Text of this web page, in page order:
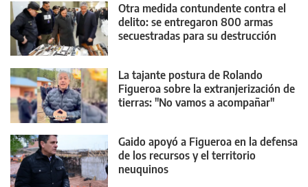
Otra medida contundente contra el
delito: se entregaron 800 armas
secuestradas para su destrucción
La tajante postura de Rolando
Figueroa sobre la extranjerización de
tierras: "No vamos a acompañar"
Gaido apoyó a Figueroa en la defensa
de los recursos y el territorio
neuquinos